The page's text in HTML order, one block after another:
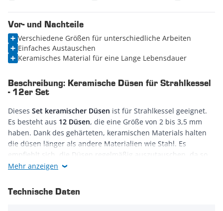
Vor- und Nachteile
Verschiedene Größen für unterschiedliche Arbeiten
Einfaches Austauschen
Keramisches Material für eine Lange Lebensdauer
Beschreibung: Keramische Düsen für Strahlkessel
- 12er Set
Dieses Set keramischer Düsen ist für Strahlkessel geeignet.
Es besteht aus 12 Düsen, die eine Größe von 2 bis 3,5 mm
haben. Dank des gehärteten, keramischen Materials halten
die düsen länger als andere Materialien wie Stahl. Es
empfiehlt sich, die Düsen regelmäßig auszutauschen, da so
die Lebensdauer des Sandstrahlgeräts und der Strahlpistole
optimiert. Durch den Verschleiß erhöht sich der
Mehr anzeigen
Technische Daten